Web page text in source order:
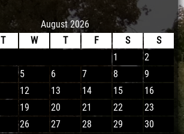
August 2026
T W T F S
S
1
2
5 6 7 8
9
12 13 14 15
16
19 20 21 22
23
26 27 28 29
30